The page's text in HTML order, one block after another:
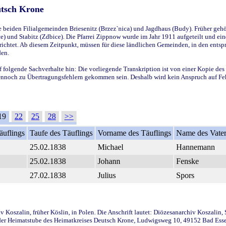
Krone
Filialgemeinden Briesenitz (Brzez`nica) und Jagdhaus (Budy). Früher
und Stabitz (Zdbice). Die Pfarrei Zippnow wurde im Jahr 1911 aufgeteilt und
Ab diesem Zeitpunkt, müssen für diese ländlichen Gemeinden, in den
folgende Sachverhalte hin: Die vorliegende Transkription ist von einer Kopie
zu Übertragungsfehlern gekommen sein. Deshalb wird kein Anspruch auf
22 25 28
>>
Taufe des Täuflings Vorname des Täuflings Name des
25.02.1838 Michael Hannemann
25.02.1838 Johann Fenske
27.02.1838 Julius Spors
früher Köslin, in Polen. Die Anschrift lautet: Diözesanarchiv
Heimatstube des Heimatkreises Deutsch Krone, Ludwigsweg 10, 49152 Bad